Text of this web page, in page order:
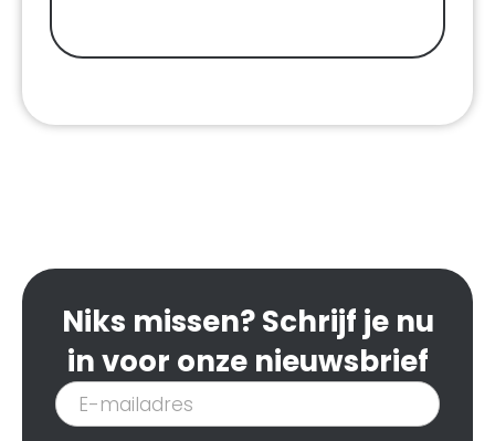
Niks missen? Schrijf je nu
in voor onze nieuwsbrief
Inschrijven
nieuwsbrief